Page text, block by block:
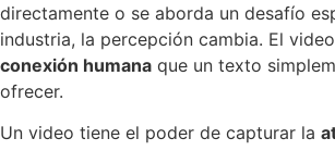
directamente o se aborda un desafío
industria, la percepción cambia. El
conexión humana que un texto
ofrecer.
Un video tiene el poder de capturar la